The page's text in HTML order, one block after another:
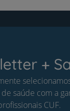
+
saúde com a
CUF.